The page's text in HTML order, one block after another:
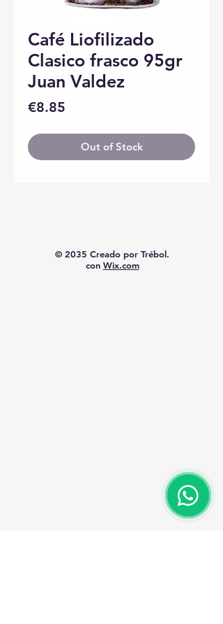
Café Liofilizado
Clasico frasco 95gr
Juan Valdez
€8.85
Out of Stock
© 2035 Creado por Trébol.
con Wix.com